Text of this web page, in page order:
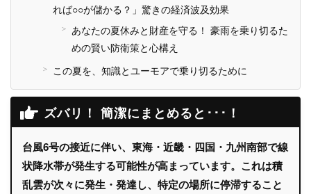
れば○○が儲かる？」驚きの経済波及効果
あなたの夏休みと財産を守る！ 豪雨を乗り切るた
めの賢い防衛策と心構え
この夏を、知識とユーモアで乗り切るために
ズバリ！ 簡潔にまとめると･･･！
台風6号の接近に伴い、東海・近畿・四国・九州南部で線
状降水帯が発生する可能性が高まっています。これは積
乱雲が次々に発生・発達し、特定の場所に停滞すること